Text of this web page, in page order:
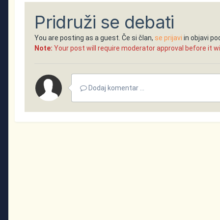
Pridruži se debati
You are posting as a guest. Če si član, se prijavi in objavi
Note: Your post will require moderator approval before it
Dodaj komentar ...